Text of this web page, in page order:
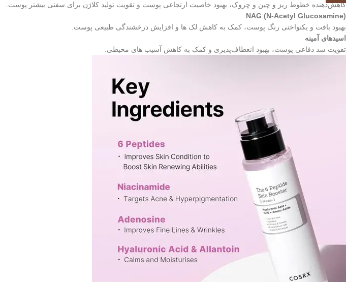
کاهش‌دهنده خطوط ریز و چین و چروک، بهبود خاصیت ارتجاعی پوست و تقویت تولید کلاژن برای سفتی بیشتر پوست.
NAG (N-Acetyl Glucosamine)
بهبود بافت و یکنواختی رنگ پوست، کمک به کاهش لک‌ ها و افزایش درخشندگی طبیعی پوست.
اسیدهای آمینه
تقویت سد دفاعی پوست، بهبود انعطاف‌پذیری و کمک به کاهش آسیب‌ های محیطی.